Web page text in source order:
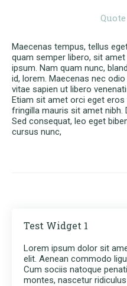
Maecenas tempus, tellus
quam semper libero, sit
ipsum. Nam quam nunc,
id, lorem. Maecenas nec
vitae sapien ut libero
Etiam sit amet orci eget eros
fringilla mauris sit amet nibh.
Sed consequat, leo eget
cursus nunc,
Test Widget 1
Lorem ipsum dolor sit
elit. Aenean commodo
Cum sociis natoque
montes, nascetur